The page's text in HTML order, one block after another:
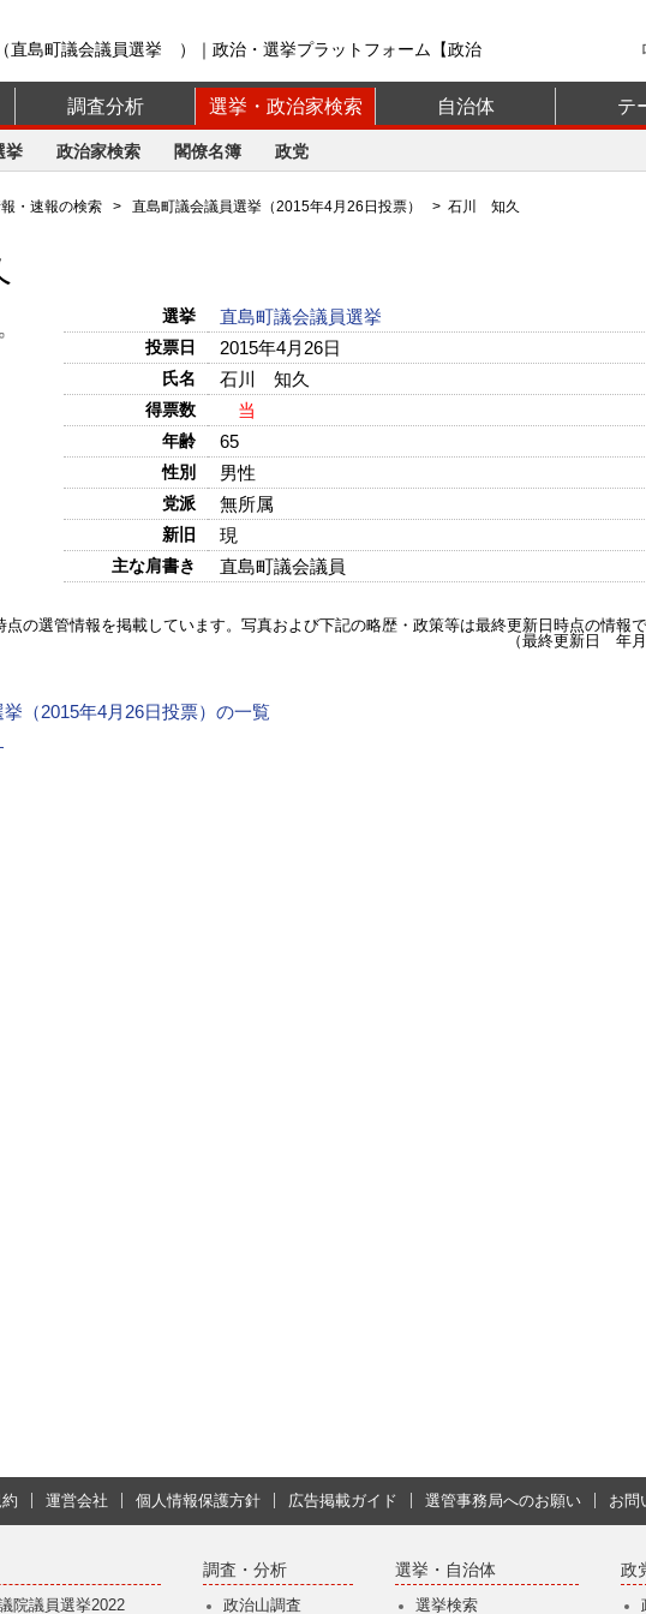
島町議会議員選挙 ）｜政治・選挙プラットフォーム【政治
調査分析 選挙・政治家検索 自治体 テ
挙 政治家検索 閣僚名簿 政党
・速報の検索 > 直島町議会議員選挙（2015年4月26日投票） > 石川 知久
選挙 直島町議会議員選挙
投票日 2015年4月26日
氏名 石川 知久
得票数 当
年齢 65
性別 男性
党派 無所属
新旧 現
主な肩書き 直島町議会議員
点の選管情報を掲載しています。写真および下記の略歴・政策等は最終更新日時点の情報で
（最終更新日 年月
挙（2015年4月26日投票）の一覧
運営会社 個人情報保護方針 広告掲載ガイド 選管事務局へのお願い お問
院議員選挙2022
調査・分析
政治山調査
選挙・自治体
選挙検索
政